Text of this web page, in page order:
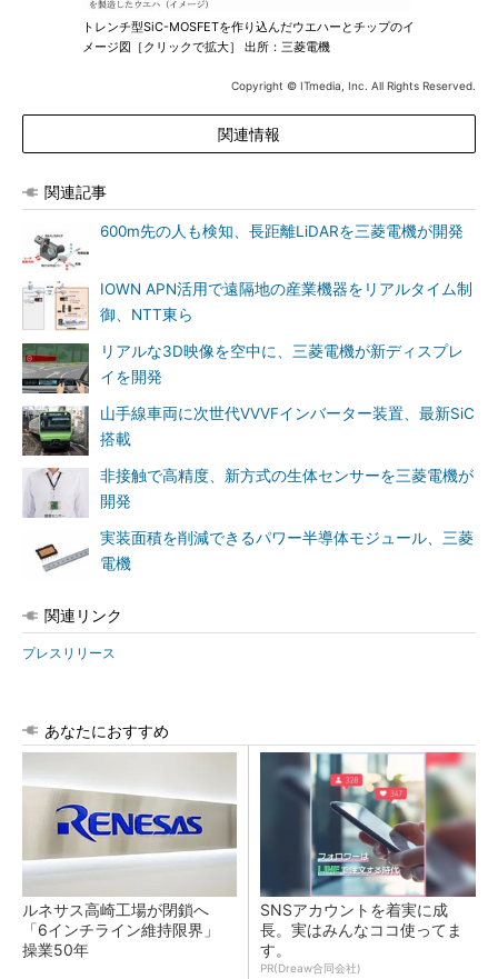
トレンチ型SiC-MOSFETを作り込んだウエハーとチップのイ
メージ図［クリックで拡大］ 出所：三菱電機
Copyright © ITmedia, Inc. All Rights Reserved.
関連情報
関連記事
600m先の人も検知、長距離LiDARを三菱電機が開発
IOWN APN活用で遠隔地の産業機器をリアルタイム制
御、NTT東ら
リアルな3D映像を空中に、三菱電機が新ディスプレ
イを開発
山手線車両に次世代VVVFインバーター装置、最新SiC
搭載
非接触で高精度、新方式の生体センサーを三菱電機が
開発
実装面積を削減できるパワー半導体モジュール、三菱
電機
関連リンク
プレスリリース
あなたにおすすめ
ルネサス高崎工場が閉鎖へ
「6インチライン維持限界」
操業50年
SNSアカウントを着実に成
長。実はみんなココ使ってま
す。
PR(Dreaw合同会社)